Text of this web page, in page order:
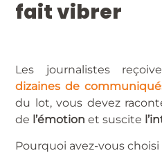
fait vibrer
Les journalistes
dizaines de
du lot, vous devez
de l’émotion et suscite
Pourquoi avez-vous